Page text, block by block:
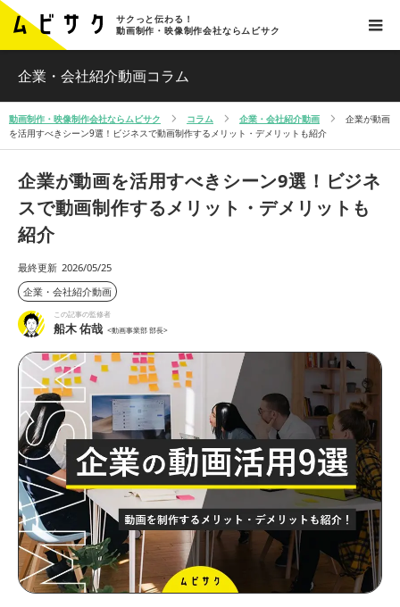
サクっと伝わる！
動画制作・映像制作会社ならムビサク
企業・会社紹介動画コラム
動画制作・映像制作会社ならムビサク コラム 企業・会社紹介動画
企業が動画
を活用すべきシーン9選！ビジネスで動画制作するメリット・デメリットも紹介
企業が動画を活用すべきシーン9選！ビジネ
スで動画制作するメリット・デメリットも
紹介
最終更新 2026/05/25
企業・会社紹介動画
この記事の監修者
船木 佑哉 <動画事業部 部長>